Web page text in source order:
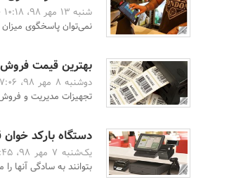
شنبه 13 مهر 98، 10:18 -
نمی‌توان پاسخگوی
بهترین قیمت
دوشنبه 8 مهر 98، 17:06 -
تجهیزات مدیریت و
دستگاه بارکد
یک‌شنبه 7 مهر 98، 17:45 -
بتوانند به سادگی آنها